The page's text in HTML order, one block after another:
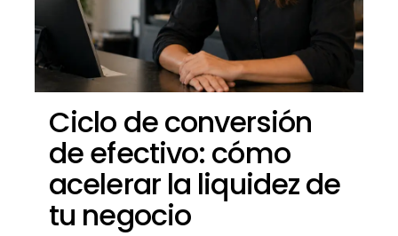
Ciclo de conversión
de efectivo: cómo
acelerar la liquidez de
tu negocio